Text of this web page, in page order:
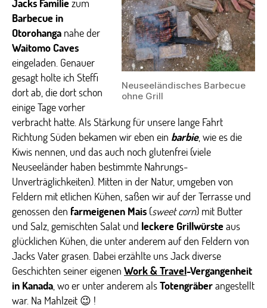
Neuseeländisches Barbecue
ohne Grill
Jacks Familiezum
Barbecue in
Otorohanga nahe der
Waitomo Caves
eingeladen. Genauer
gesagt holte ich Steffi
dort ab, die dort schon
einige Tage vorher
verbracht hatte. Als Stärkung für unsere lange Fahrt
Richtung Süden bekamen wir eben ein barbie, wie es die
Kiwis nennen, und das auch noch glutenfrei (viele
Neuseeländer haben bestimmte Nahrungs-
Unverträglichkeiten). Mitten in der Natur, umgeben von
Feldern mit etlichen Kühen, saßen wir auf der Terrasse und
genossen den farmeigenen Mais (sweet corn) mit Butter
und Salz, gemischten Salat und leckere Grillwürsteaus
glücklichen Kühen, die unter anderem auf den Feldern von
Jacks Vater grasen. Dabei erzählte uns Jack diverse
Geschichten seiner eigenen Work & Travel-Vergangenheit
in Kanada, wo er unter anderem alsTotengräberangestellt
war. Na Mahlzeit 😉 !